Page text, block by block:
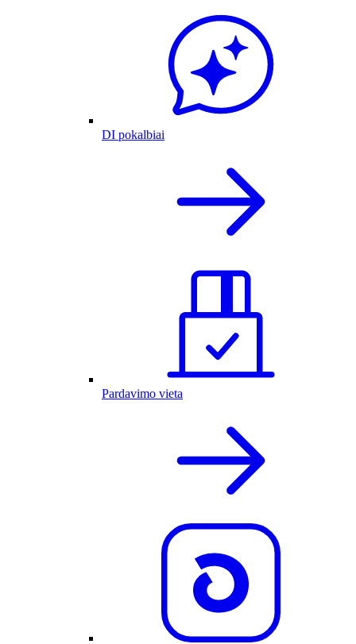
DI pokalbiai
Pardavimo vieta